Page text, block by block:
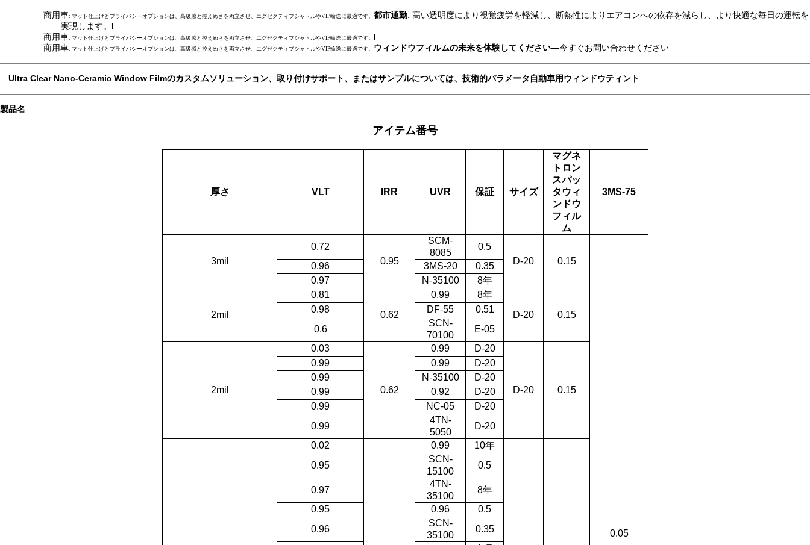
商用車: マット仕上げとプライバシーオプションは、高級感と控えめさを両立させ、エグゼクティブシャトルやVIP輸送に最適です。 都市通勤: 高い透明度により視覚疲労を軽減し、断熱性によりエアコンへの依存を減らし、より快適な毎日の運転を
実現します。 l
商用車: マット仕上げとプライバシーオプションは、高級感と控えめさを両立させ、エグゼクティブシャトルやVIP輸送に最適です。 l
商用車: マット仕上げとプライバシーオプションは、高級感と控えめさを両立させ、エグゼクティブシャトルやVIP輸送に最適です。 ウィンドウフィルムの未来を体験してください—今すぐお問い合わせください
Ultra Clear Nano-Ceramic Window Filmのカスタムソリューション、取り付けサポート、またはサンプルについては、 技術的パラメータ 自動車用ウィンドウティント
製品名
アイテム番号
厚さ VLT IRR UVR 保証 サイズ
マグネ
トロン
スパッ
タウィ
ンドウ
フィル
ム
3MS-75
3mil
0.72
0.95
SCM-
8085
0.5
D-20
0.15
0.05
0.96 3MS-20
0.35
0.97
N-35100 8年
2mil
0.81
0.62
0.99
8年
D-20
0.15
0.98 DF-55
0.51
0.6
SCN-
70100
E-05
2mil
0.03
0.62
0.99 D-20
D-20 0.15
0.99 0.99
D-20
0.99
N-35100
D-20
0.99
0.92
D-20
0.99
NC-05
D-20
0.99
4TN-
5050
D-20
0.02
0.99
10年
0.95
SCN-
15100
0.5
0.97
4TN-
35100
8年
0.95
0.96
0.5
0.96
SCN-
35100
0.35